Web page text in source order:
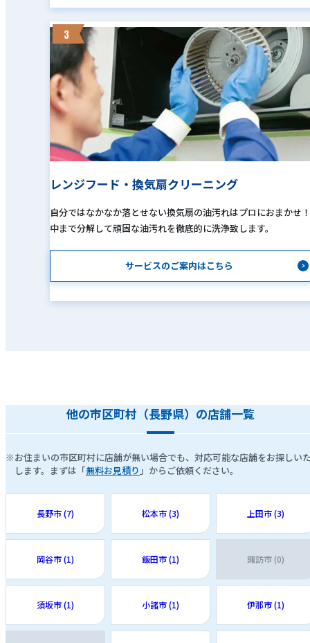
3
レンジフード・換気扇クリーニング
自分ではなかなか落とせない換気扇の油汚れはプロにおまかせ！
中まで分解して頑固な油汚れを徹底的に洗浄致します。
サービスのご案内はこちら
他の市区町村（長野県）の店舗一覧
※お住まいの市区町村に店舗が無い場合でも、対応可能な店舗をお探しい
します。まずは「無料お見積り 」からご依頼ください。
長野市 (7) 松本市 (3) 上田市 (3)
岡谷市 (1) 飯田市 (1) 諏訪市 (0)
須坂市 (1) 小諸市 (1) 伊那市 (1)